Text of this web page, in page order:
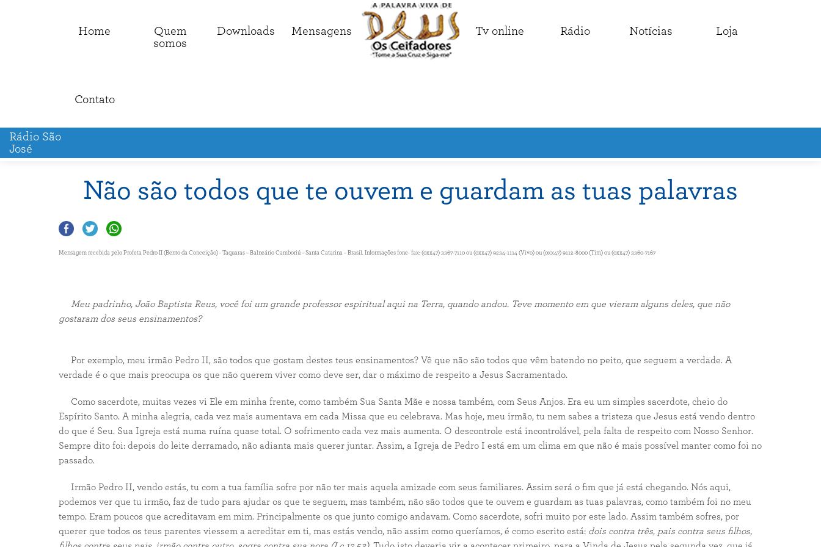
Home
Quem
somos
Downloads Mensagens Tv online Rádio Notícias Loja
Contato
Rádio São
José
Não são todos que te ouvem e guardam as tuas palavras
Mensagem recebida pelo Profeta Pedro II (Bento da Conceição) - Taquaras – Balneário Camboriú – Santa Catarina – Brasil. Informações fone- fax: (0xx47) 3367-7110 ou (0xx47) 9234-1114 (Vivo) ou (0xx47) 9112-8000 (Tim) ou (0xx47) 3360-7167
Meu padrinho, João Baptista Reus, você foi um grande professor espiritual aqui na Terra, quando andou. Teve momento em que vieram alguns deles, que não
gostaram dos seus ensinamentos?
Por exemplo, meu irmão Pedro II, são todos que gostam destes teus ensinamentos? Vê que não são todos que vêm batendo no peito, que seguem a verdade. A
verdade é o que mais preocupa os que não querem viver como deve ser, dar o máximo de respeito a Jesus Sacramentado.
Como sacerdote, muitas vezes vi Ele em minha frente, como também Sua Santa Mãe e nossa também, com Seus Anjos. Era eu um simples sacerdote, cheio do
Espírito Santo. A minha alegria, cada vez mais aumentava em cada Missa que eu celebrava. Mas hoje, meu irmão, tu nem sabes a tristeza que Jesus está vendo dentro
do que é Seu. Sua Igreja está numa ruína quase total. O sofrimento cada vez mais aumenta. O descontrole está incontrolável, pela falta de respeito com Nosso Senhor.
Sempre dito foi: depois do leite derramado, não adianta mais querer juntar. Assim, a Igreja de Pedro I está em um clima em que não é mais possível manter como foi no
passado.
Irmão Pedro II, vendo estás, tu com a tua família sofre por não ter mais aquela amizade com seus familiares. Assim será o fim que já está chegando. Nós aqui,
podemos ver que tu irmão, faz de tudo para ajudar os que te seguem, mas também, não são todos que te ouvem e guardam as tuas palavras, como também foi no meu
tempo. Eram poucos que acreditavam em mim. Principalmente os que junto comigo andavam. Como sacerdote, sofri muito por este lado. Assim também sofres, por
querer que todos os teus parentes viessem a acreditar em ti, mas estás vendo, não assim como queríamos, é como escrito está: dois contra três, pais contra seus filhos,